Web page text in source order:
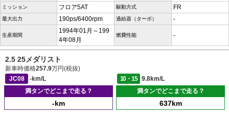
ミッション フロア5AT 駆動方式 FR
最大出力 190ps/6400rpm 過給器（ターボ） -
生産期間
1994年01月～199
4年08月
燃費性能 -
2.5 25メダリスト
新車時価格257.9万円(税抜)
JC08
-km/L 10・15
9.8km/L
満タンでどこまで走る？
-km
満タンでどこまで走る？
637km